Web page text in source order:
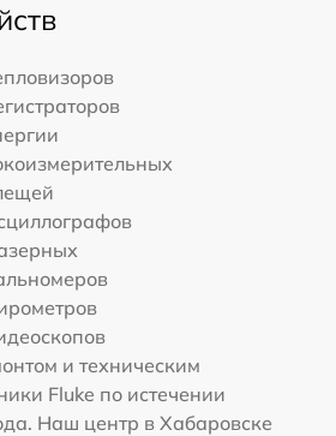
и техническим
Fluke по истечении
Наш центр в Хабаровске